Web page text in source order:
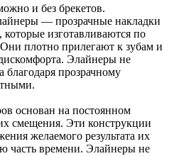
и без брекетов.
— прозрачные накладки
изготавливаются по
плотно прилегают к зубам и
Элайнеры не
прозрачному
основан на постоянном
смещения. Эти конструкции
желаемого результата их
часть времени. Элайнеры не